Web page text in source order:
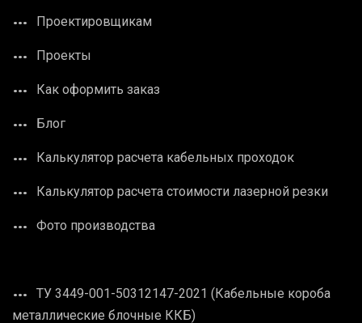
Проектировщикам
Проекты
Как оформить заказ
Блог
Калькулятор расчета кабельных проходок
Калькулятор расчета стоимости лазерной резки
Фото производства
ТУ 3449-001-50312147-2021 (Кабельные короба
металлические блочные ККБ)